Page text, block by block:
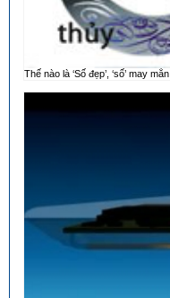
Thế nào là ‘Số đẹp’, ‘số’ may mắn